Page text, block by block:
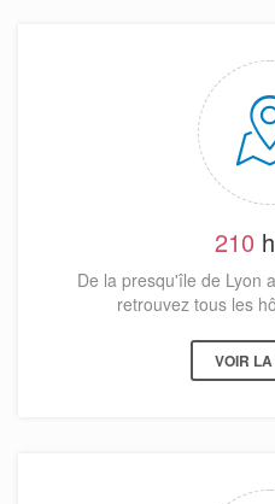
210
De la presqu'île de Lyon
retrouvez tous les
VOIR